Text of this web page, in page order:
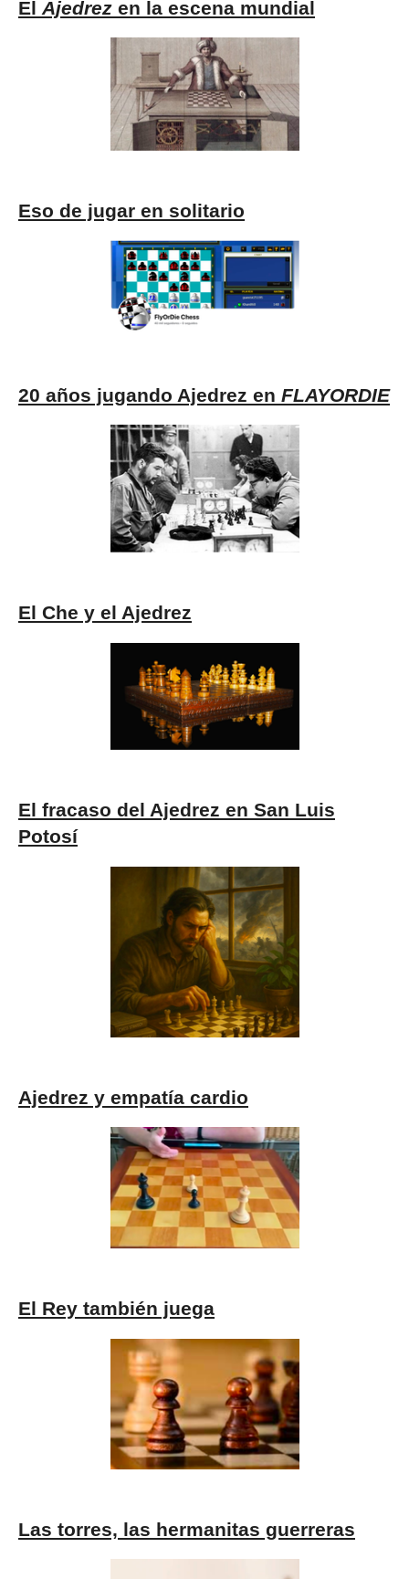
El Ajedrez en la escena mundial
Eso de jugar en solitario
20 años jugando Ajedrez en FLAYORDIE
El Che y el Ajedrez
El fracaso del Ajedrez en San Luis
Potosí
Ajedrez y empatía cardio
El Rey también juega
Las torres, las hermanitas guerreras